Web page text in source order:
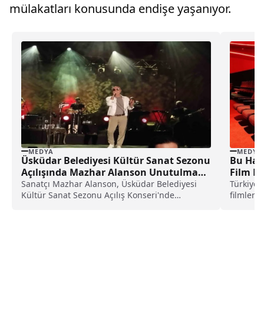
mülakatları konusunda endişe yaşanıyor.
MEDYA
Üsküdar Belediyesi Kültür Sanat Sezonu
Açılışında Mazhar Alanson Unutulmaz
Bir Konser Verdi
Sanatçı Mazhar Alanson, Üsküdar Belediyesi
Kültür Sanat Sezonu Açılış Konseri'nde
MEDYA
Bu
Film
filmleri,